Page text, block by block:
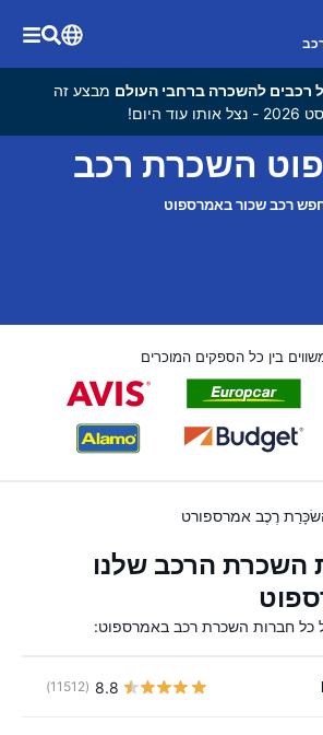
מבצע זה
השכרת רכב
רכב שכור באמרספוט
בין כל הספקים המוכרים
רֶכֶב אמרספורט
השכרת הרכב שלנו
כל חברות השכרת רכב באמרספוט:
8.8
(11512)